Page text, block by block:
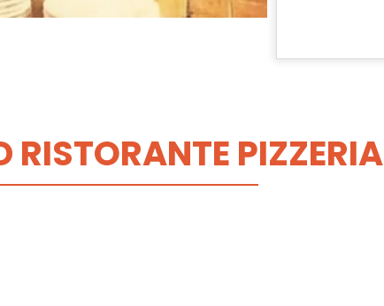
RISTORANTE PIZZERIA